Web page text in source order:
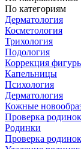
По категориям
Дерматология
Косметология
Трихология
Подология
Коррекция
Капельницы
Психология
Дерматология
Кожные
Проверка родинок
Родинки
Проверка родинок